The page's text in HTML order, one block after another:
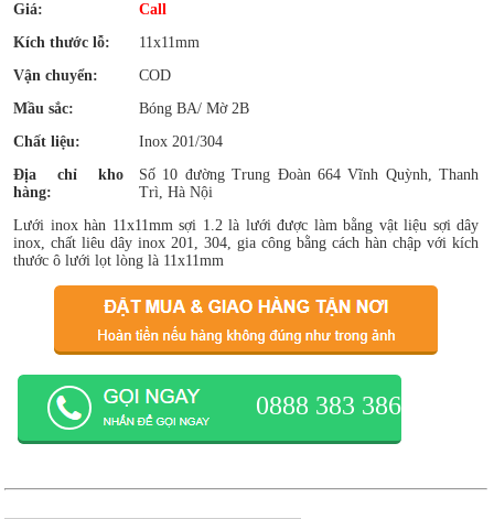
Giá:
Call
Kích thước lỗ:
11x11mm
Vận chuyển:
COD
Mầu sắc:
Bóng BA/ Mờ 2B
Chất liệu:
Inox 201/304
Địa chỉ kho
hàng:
Số 10 đường Trung Đoàn 664 Vĩnh Quỳnh, Thanh
Trì, Hà Nội
Lưới inox hàn 11x11mm sợi 1.2 là lưới được làm bằng vật liệu sợi dây
inox, chất liêu dây inox 201, 304, gia công bằng cách hàn chập với kích
thước ô lưới lọt lòng là 11x11mm
0888 383 386